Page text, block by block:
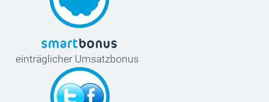
einträglicher Umsatzbonus